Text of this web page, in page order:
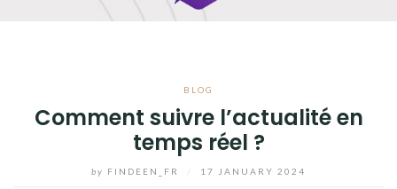
BLOG
Comment suivre l’actualité en
temps réel ?
by FINDEEN_FR 17 JANUARY 2024